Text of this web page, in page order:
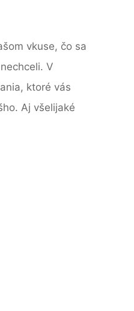
vkuse, čo sa
V
ktoré vás
Aj všelijaké